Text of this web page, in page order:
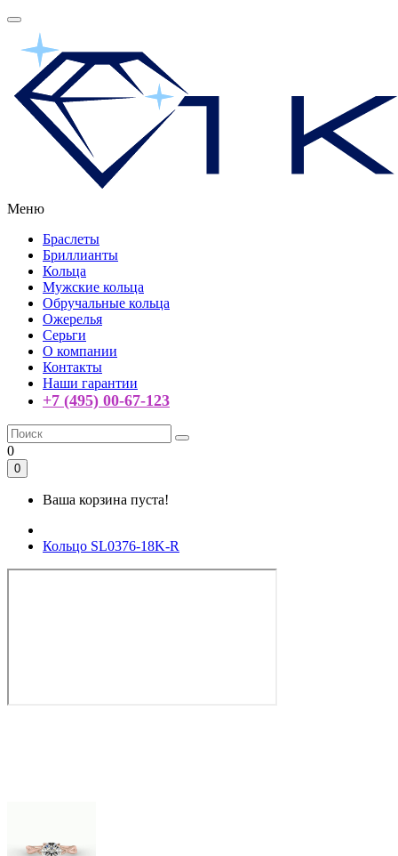
Меню
Браслеты
Бриллианты
Кольца
Мужские кольца
Обручальные кольца
Ожерелья
Серьги
О компании
Контакты
Наши гарантии
+7 (495) 00-67-123
0
0
Ваша корзина пуста!
Кольцо SL0376-18K-R